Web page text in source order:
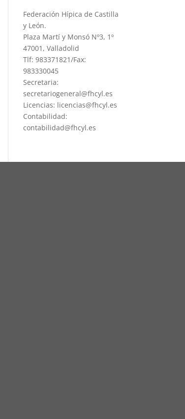
Federación Hípica de Castilla
y León.
Plaza Martí y Monsó Nº3, 1º
47001, Valladolid
Tlf: 983371821/Fax:
983330045
Secretaria:
secretariogeneral@fhcyl.es
Licencias: licencias@fhcyl.es
Contabilidad:
contabilidad@fhcyl.es